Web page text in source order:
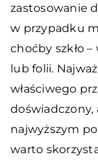
zastosowanie
w przypadku
choćby szkło
lub folii.
właściwego
doświadczony,
najwyższym
warto